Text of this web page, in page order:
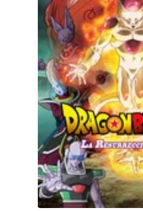
Apple tv+
Peacock